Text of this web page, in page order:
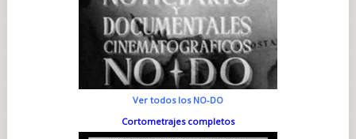
Ver todos los NO-DO
Cortometrajes completos